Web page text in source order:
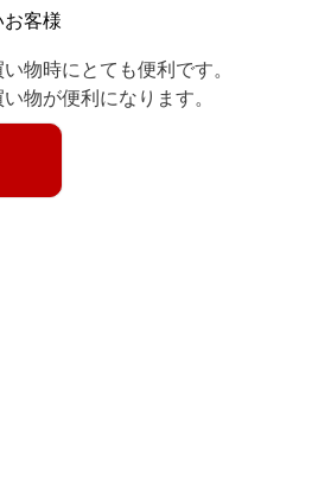
客様
物時にとても便利です。
物が便利になります。